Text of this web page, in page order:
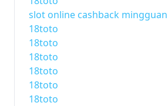
slot online cashback mingguan
18toto
18toto
18toto
18toto
18toto
18toto